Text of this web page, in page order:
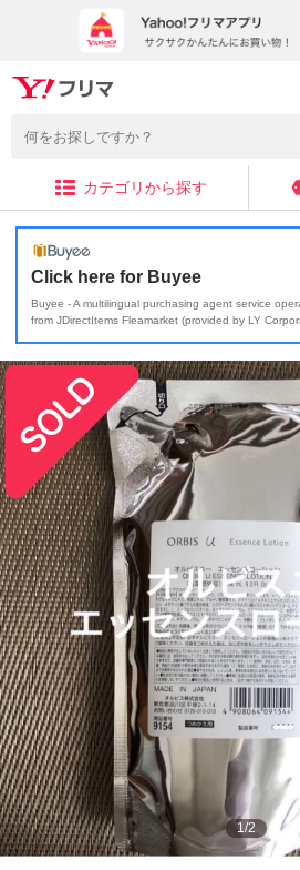
カテゴリから探す
Click here for Buyee
Buyee - A multilingual purchasing agent service
from JDirectItems Fleamarket (provided by LY
1/2